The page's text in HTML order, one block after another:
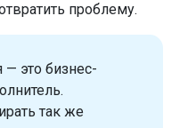
проблему.
— это бизнес-
так же